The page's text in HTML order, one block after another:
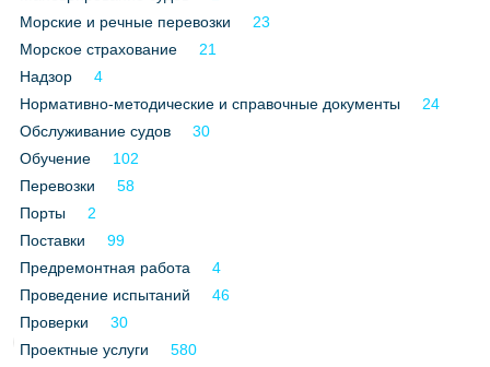
Морские и речные перевозки
23
Морское страхование
21
Надзор
4
Нормативно-методические и справочные документы
24
Обслуживание судов
30
Обучение
102
Перевозки
58
Порты
2
Поставки
99
Предремонтная работа
4
Проведение испытаний
46
Проверки
30
Проектные услуги
580